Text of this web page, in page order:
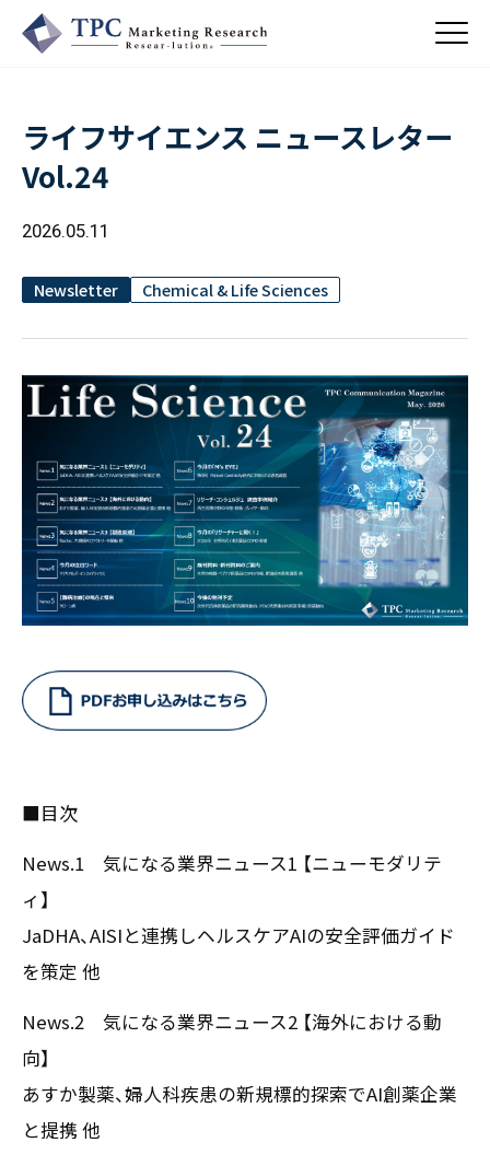
大阪市西区新町2-4-2 なにわ筋SIAビル［Map］
Mail form
［ 9:00-17:00 土日祝除く ］
About Us
会社概要・沿革
CSR
Business
コンサルティング
- 競合調査
- アンケート調査
自主企画調査
お客様の声
Health & Food
Pharmaceuticals & Medical
Chemical & Life Sciences
Topics ／ トピックス
お知らせ
新刊情報
掲載情報
Newsletter
インタビュー
TPCジャーナル
Recruit ／ 採用情報
採用TOP
- 求める人物像
- 人事育成システム
- 先輩社員の声
Contents ／ 事業紹介
お問い合わせ
コンプライアンス規程
プライバシーポリシー
ライフサイエンス ニュースレター
Vol.24
2026.05.11
Newsletter Chemical & Life Sciences
■目次
News.1 気になる業界ニュース1 【ニューモダリテ
ィ】
JaDHA、AISIと連携しヘルスケアAIの安全評価ガイド
を策定 他
News.2 気になる業界ニュース2 【海外における動
向】
あすか製薬、婦人科疾患の新規標的探索でAI創薬企業
と提携 他